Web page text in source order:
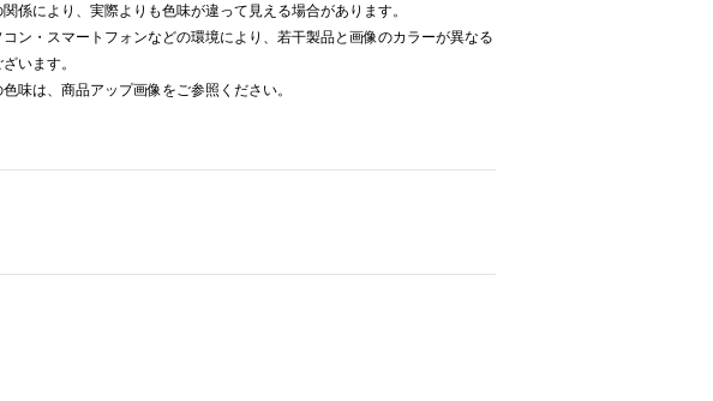
係により、実際よりも色味が違って見える場合があります。
コン・スマートフォンなどの環境により、若干製品と画像のカラーが異なる
います。
味は、商品アップ画像をご参照ください。